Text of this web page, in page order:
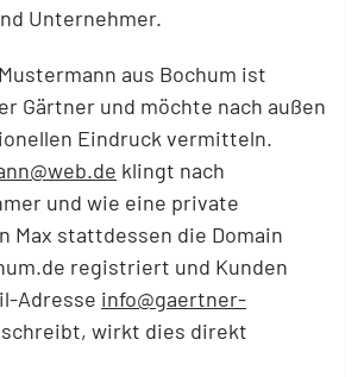
Unternehmer.
aus Bochum ist
Gärtner und möchte nach außen
Eindruck vermitteln.
klingt nach
und wie eine private
Max stattdessen die Domain
registriert und Kunden
Adresse info@gaertner-
wirkt dies direkt